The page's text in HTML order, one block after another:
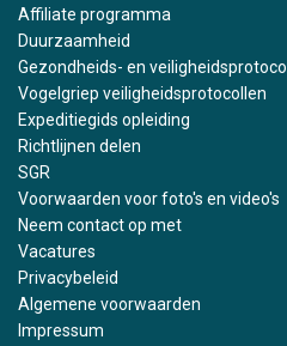
Affiliate programma
Duurzaamheid
Gezondheids- en veiligheidsprotocol
Vogelgriep veiligheidsprotocollen
Expeditiegids opleiding
Richtlijnen delen
SGR
Voorwaarden voor foto's en video's
Neem contact op met
Vacatures
Privacybeleid
Algemene voorwaarden
Impressum